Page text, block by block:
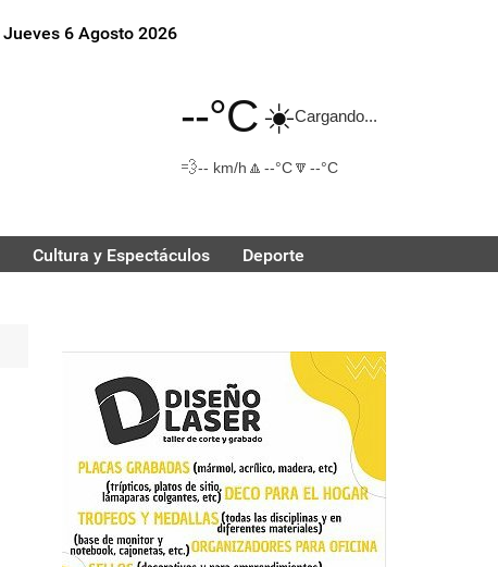
Jueves 6 Agosto 2026
--°C☀️Cargando...
💨-- km/h 🔼 --°C🔽 --°C
Cultura y Espectáculos Deporte